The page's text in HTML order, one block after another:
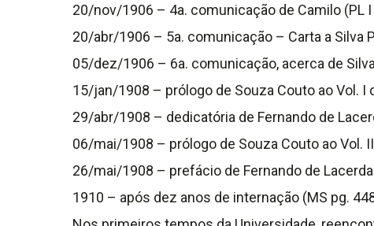
20/nov/1906 – 4a. comunicação de Camilo (PL I
20/abr/1906 – 5a. comunicação – Carta a Silva
05/dez/1906 – 6a. comunicação, acerca de
15/jan/1908 – prólogo de Souza Couto ao Vol. I
29/abr/1908 – dedicatória de Fernando de
06/mai/1908 – prólogo de Souza Couto ao Vol.
26/mai/1908 – prefácio de Fernando de
1910 – após dez anos de internação (MS pg.